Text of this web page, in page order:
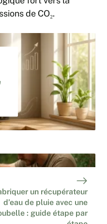
de CO₂.
un récupérateur
d’eau de pluie avec une
: guide étape par